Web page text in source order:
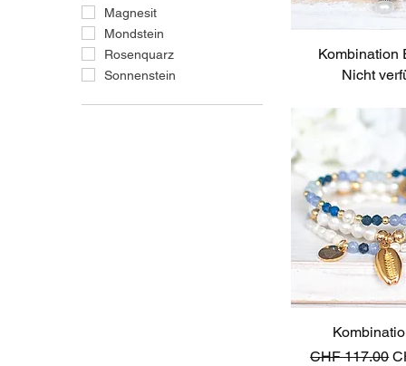
Magnesit
Mondstein
Rosenquarz
Sonnenstein
Kombination
Nicht
Standardpreis
CHF 117.00